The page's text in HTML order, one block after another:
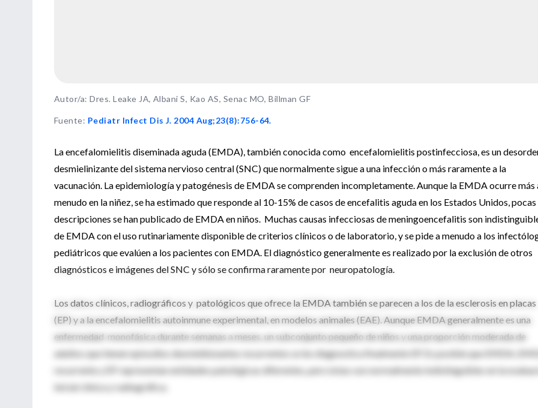
Autor/a: Dres. Leake JA, Albani S, Kao AS, Senac MO, Billman GF
Fuente: Pediatr Infect Dis J. 2004 Aug;23(8):756-64.
La encefalomielitis diseminada aguda (EMDA), también conocida como encefalomielitis postinfecciosa, es un
desmielinizante del sistema nervioso central (SNC) que normalmente sigue a una infección o más raramente a la
vacunación. La epidemiología y patogénesis de EMDA se comprenden incompletamente. Aunque la EMDA ocurre más
menudo en la niñez, se ha estimado que responde al 10-15% de casos de encefalitis aguda en los Estados Unidos, pocas
descripciones se han publicado de EMDA en niños. Muchas causas infecciosas de meningoencefalitis son
de EMDA con el uso rutinariamente disponible de criterios clínicos o de laboratorio, y se pide a menudo a los
pediátricos que evalúen a los pacientes con EMDA. El diagnóstico generalmente es realizado por la exclusión de otros
diagnósticos e imágenes del SNC y sólo se confirma raramente por neuropatología.
Los datos clínicos, radiográficos y patológicos que ofrece la EMDA también se parecen a los de la esclerosis en placas
(EP) y a la encefalomielitis autoinmune experimental, en modelos animales (EAE). Aunque EMDA generalmente es una
enfermedad monofásica durante semanas a meses, un subconjunto pequeño de niños y una proporción moderada de
adultos que tienen episodios desmielinizantes recurrentes se les diagnostica finalmente EP. Es posible que EMDA,
recurrente y EP representan entidades patológicas diferentes, pero éstas son normalmente indistinguibles en la
inicial clínica y radiográfica.